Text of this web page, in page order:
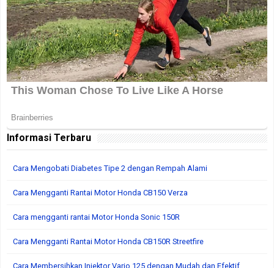
Informasi Terbaru
Cara Mengobati Diabetes Tipe 2 dengan Rempah Alami
Cara Mengganti Rantai Motor Honda CB150 Verza
Cara mengganti rantai Motor Honda Sonic 150R
Cara Mengganti Rantai Motor Honda CB150R Streetfire
Cara Membersihkan Injektor Vario 125 dengan Mudah dan Efektif